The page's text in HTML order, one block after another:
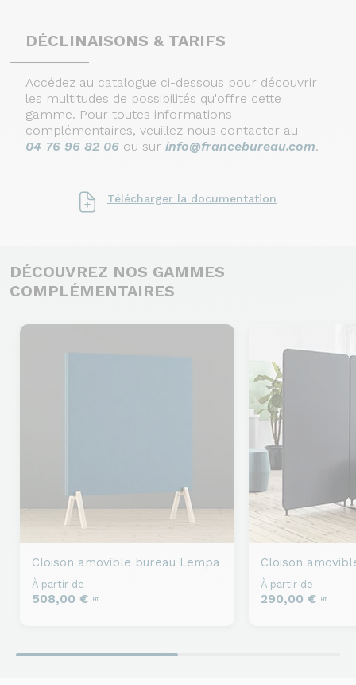
DÉCLINAISONS & TARIFS
Accédez au catalogue ci-dessous pour découvrir
les multitudes de possibilités qu'offre cette
gamme. Pour toutes informations
complémentaires, veuillez nous contacter au
04 76 96 82 06 ou sur info@francebureau.com.
Télécharger la documentation
DÉCOUVREZ NOS GAMMES
COMPLÉMENTAIRES
Cloison amovible bureau Lempa
À partir de
508,00 € HT
Cloison
À partir de
290,00 € HT